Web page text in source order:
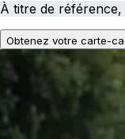
À titre de
Obtenez votre carte-